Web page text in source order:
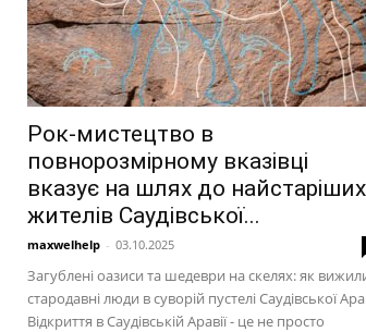
Рок-мистецтво в
повнорозмірному вказівці
вказує на шлях до найстаріших
жителів Саудівської...
maxwelhelp - 03.10.2025
Загублені оазиси та шедеври на скелях: як
стародавні люди в суворій пустелі Саудівської
Відкриття в Саудівській Аравії - це не просто